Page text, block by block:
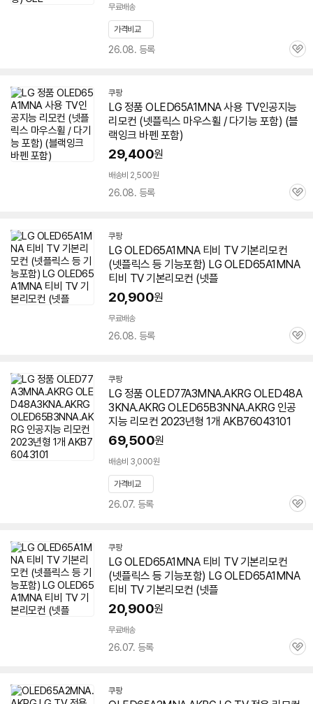
무료배송
가격비교
26.08. 등록
관
쿠팡
LG 정품 OLED65A1MNA 사용 TV인공지능
리모컨 (넷플릭스 마우스휠 / 다기능 포함) (블
랙잉크 바펜 포함)
29,400원
배송비 2,500원
26.08. 등록
관
쿠팡
LG OLED65A1MNA 티비 TV 기본리모컨
(넷플릭스 등 기능포함) LG OLED65A1MNA
티비 TV 기본리모컨 (넷플
20,900원
무료배송
26.08. 등록
관
쿠팡
LG 정품 OLED77A3MNA.AKRG OLED48A
3KNA.AKRG OLED65B3NNA.AKRG 인공
지능 리모컨 2023년형 1개 AKB76043101
69,500원
배송비 3,000원
가격비교
26.07. 등록
관
쿠팡
LG OLED65A1MNA 티비 TV 기본리모컨
(넷플릭스 등 기능포함) LG OLED65A1MNA
티비 TV 기본리모컨 (넷플
20,900원
무료배송
26.07. 등록
관
쿠팡